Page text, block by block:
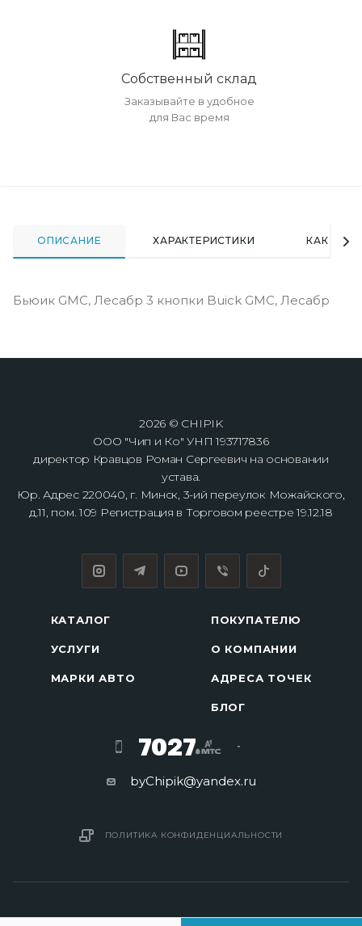
Собственный склад
Заказывайте в удобное
для Вас время
ОПИСАНИЕ ХАРАКТЕРИСТИКИ КАК
Бьюик GMC, Лесабр 3 кнопки Buick GMC, Лесабр
2026 © CHIPIK
ООО "Чип и Ко" УНП 193717836
директор Кравцов Роман Сергеевич на основании
устава.
Юр. Адрес 220040, г. Минск, 3-ий переулок Можайского,
д.11, пом. 109 Регистрация в Торговом реестре 19.12.18
КАТАЛОГ
УСЛУГИ
МАРКИ АВТО
ПОКУПАТЕЛЮ
О КОМПАНИИ
АДРЕСА ТОЧЕК
БЛОГ
7027
byChipik@yandex.ru
ПОЛИТИКА КОНФИДЕНЦИАЛЬНОСТИ